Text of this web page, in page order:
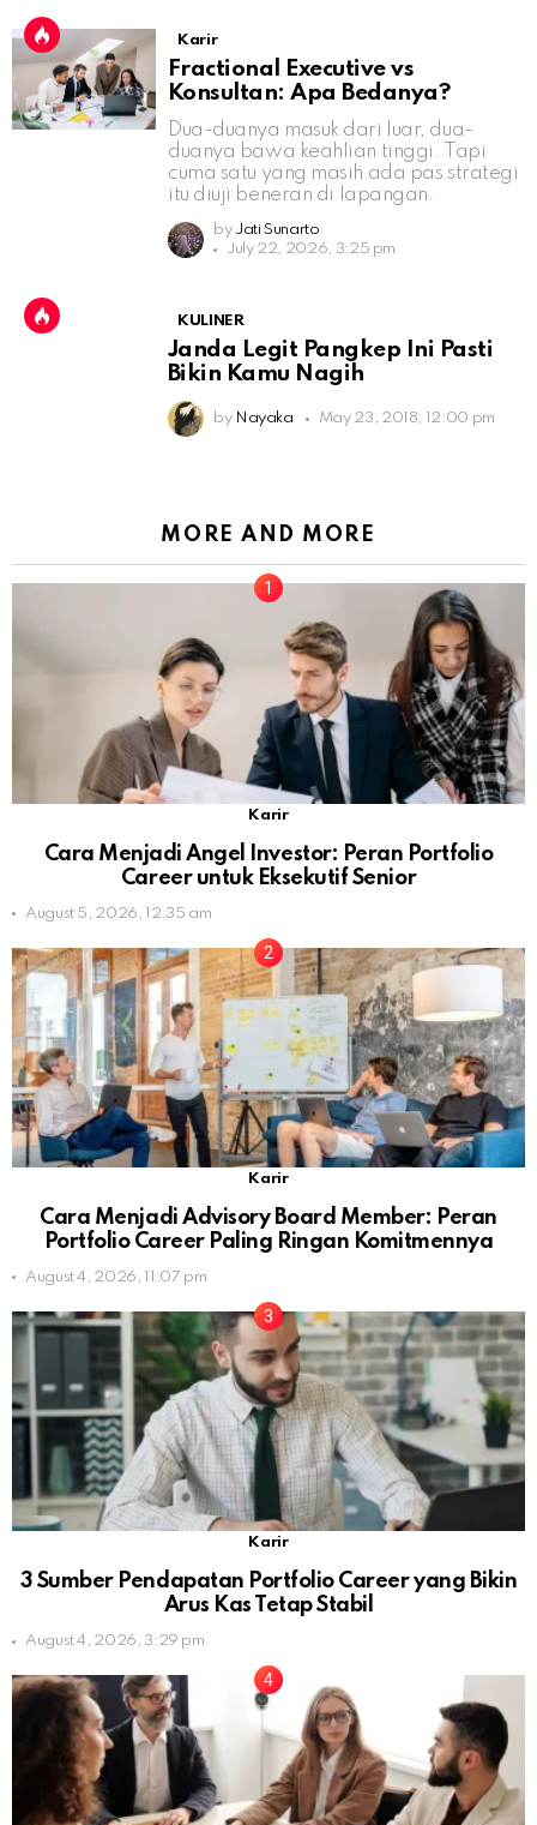
Karir
Fractional Executive vs
Konsultan: Apa Bedanya?
Dua-duanya masuk dari luar, dua-
duanya bawa keahlian tinggi. Tapi
cuma satu yang masih ada pas strategi
itu diuji beneran di lapangan.
by Jati Sunarto
July 22, 2026, 3:25 pm
KULINER
Janda Legit Pangkep Ini Pasti
Bikin Kamu Nagih
by Nayaka May 23, 2018, 12:00 pm
MORE AND MORE
Karir
Cara Menjadi Angel Investor: Peran Portfolio
Career untuk Eksekutif Senior
August 5, 2026, 12:35 am
Karir
Cara Menjadi Advisory Board Member: Peran
Portfolio Career Paling Ringan Komitmennya
August 4, 2026, 11:07 pm
Karir
3 Sumber Pendapatan Portfolio Career yang Bikin
Arus Kas Tetap Stabil
August 4, 2026, 3:29 pm